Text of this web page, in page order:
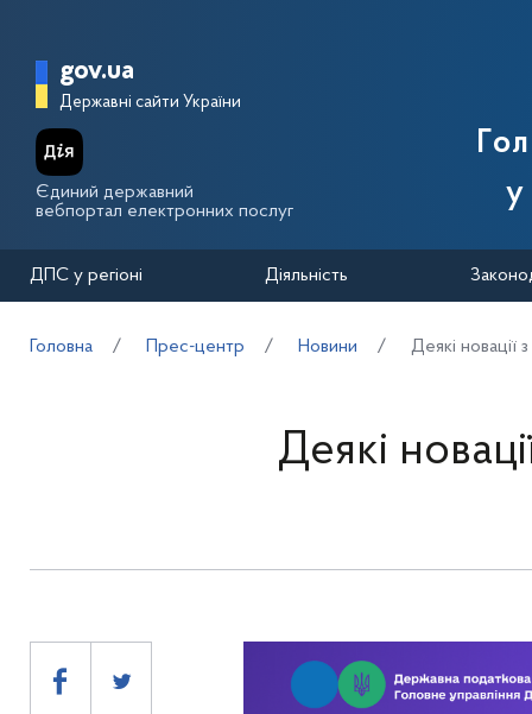
Головна сторінка Державної
gov.ua
Державні сайти України
Єдиний державний
вебпортал електронних послуг
у
ДПС у регіоні Діяльність
Головна Прес-центр Новини Деякі
Деякі